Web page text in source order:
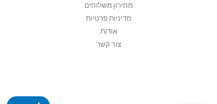
מחירון משלוחים
מדיניות פרטיות
אודות
צור קשר